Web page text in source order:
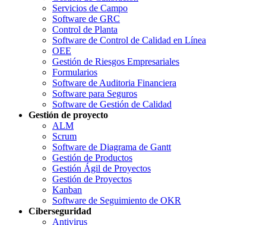
Servicios de Campo
Software de GRC
Control de Planta
Software de Control de Calidad en Línea
OEE
Gestión de Riesgos Empresariales
Formularios
Software de Auditoria Financiera
Software para Seguros
Software de Gestión de Calidad
Gestión de proyecto
ALM
Scrum
Software de Diagrama de Gantt
Gestión de Productos
Gestión Ágil de Proyectos
Gestión de Proyectos
Kanban
Software de Seguimiento de OKR
Ciberseguridad
Antivirus